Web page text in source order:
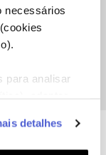
necessários
para analisar
e
interesses
detalhes